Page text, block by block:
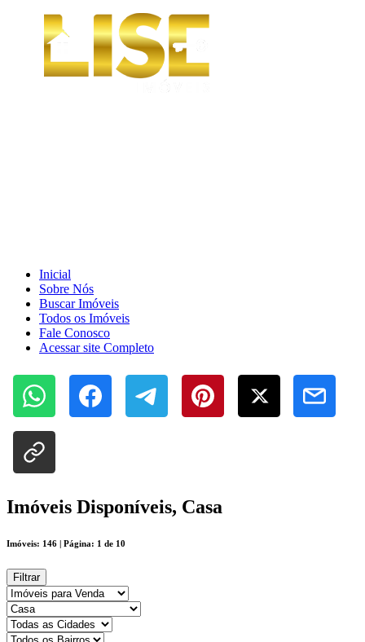
Inicial
Sobre Nós
Buscar Imóveis
Todos os Imóveis
Fale Conosco
Acessar site Completo
Imóveis Disponíveis, Casa
Imóveis: 146 | Página: 1 de 10
Filtrar